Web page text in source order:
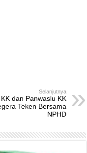
Selanjutnya
dan Panwaslu KK
Teken Bersama
NPHD